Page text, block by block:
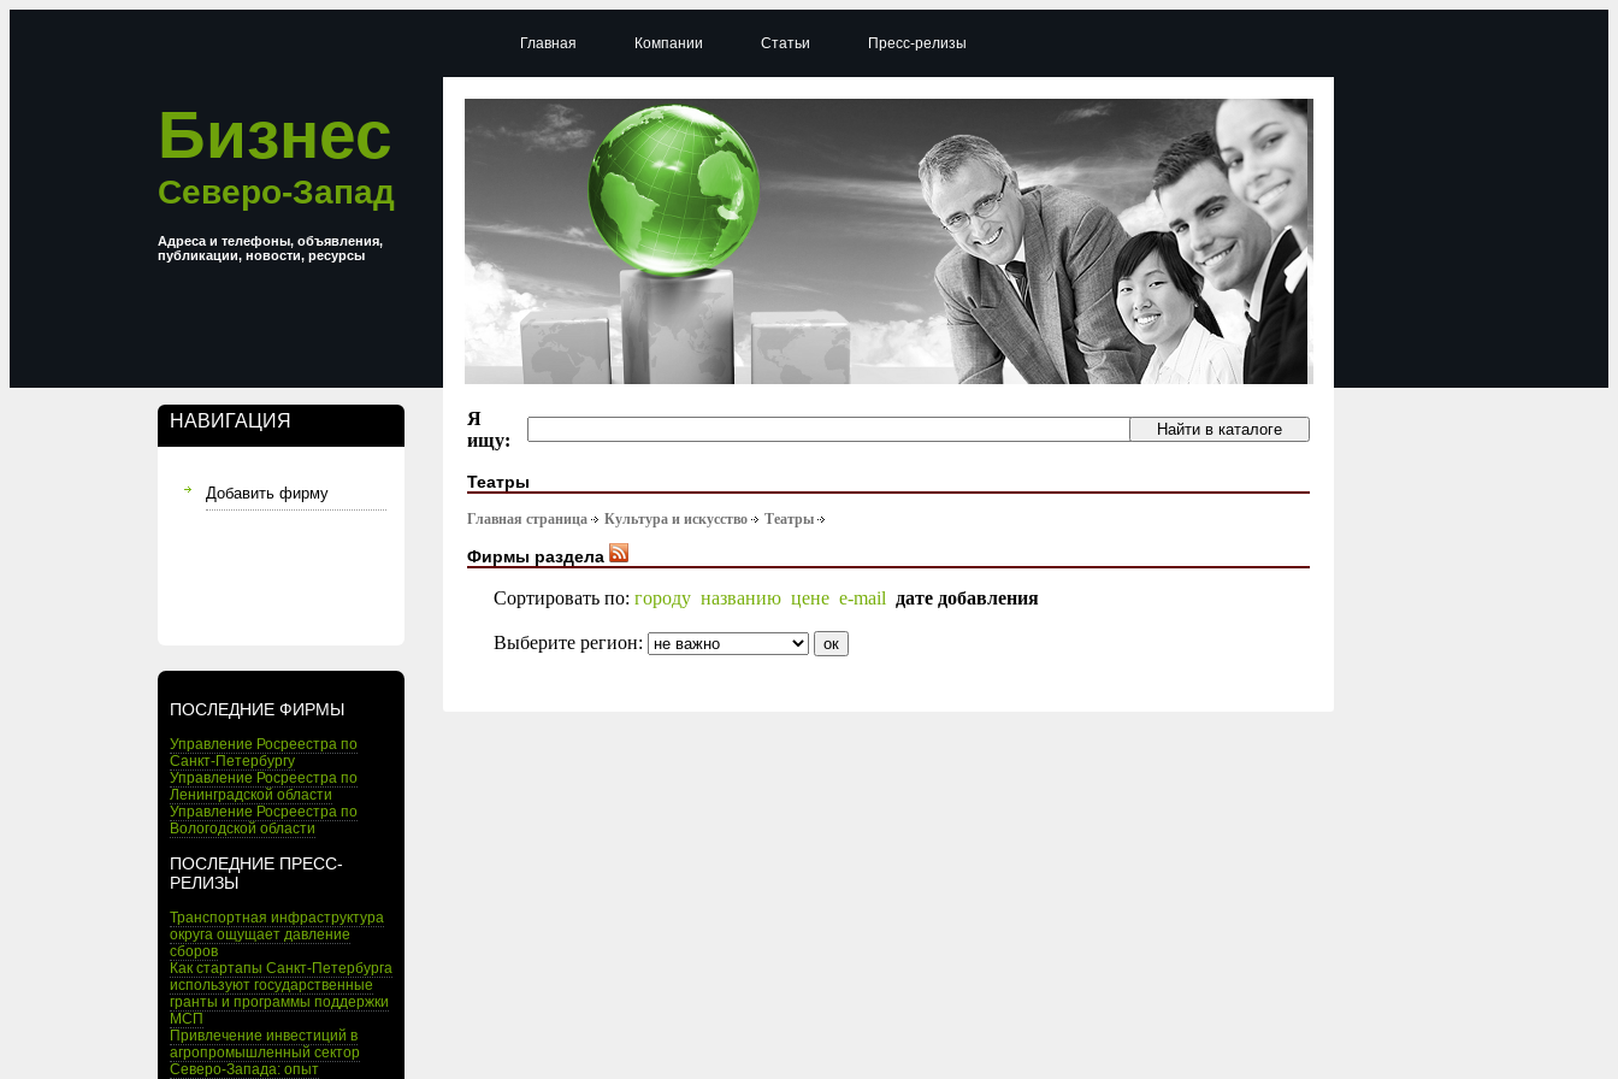
Бизнес
Северо-Запад
Адреса и телефоны, объявления,
публикации, новости, ресурсы
НАВИГАЦИЯ
Добавить фирму
ПОСЛЕДНИЕ ФИРМЫ
Управление Росреестра по
Санкт-Петербургу
Управление Росреестра по
Ленинградской области
Управление Росреестра по
Вологодской области
ПОСЛЕДНИЕ ПРЕСС-
РЕЛИЗЫ
Транспортная инфраструктура
округа ощущает давление
сборов
Как стартапы Санкт-Петербурга
используют государственные
гранты и программы поддержки
МСП
Привлечение инвестиций в
агропромышленный сектор
Северо-Запада: опыт
Главная Компании Статьи Пресс-релизы
Я
ищу:
Театры
Главная страница Культура и искусство Театры
Фирмы раздела
Сортировать по: городу названию цене e-mail дате добавления
Выберите регион: